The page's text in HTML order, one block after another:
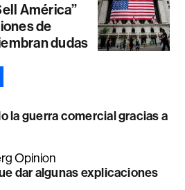
América”
de
dudas
la guerra comercial gracias a
Opinion
dar algunas explicaciones